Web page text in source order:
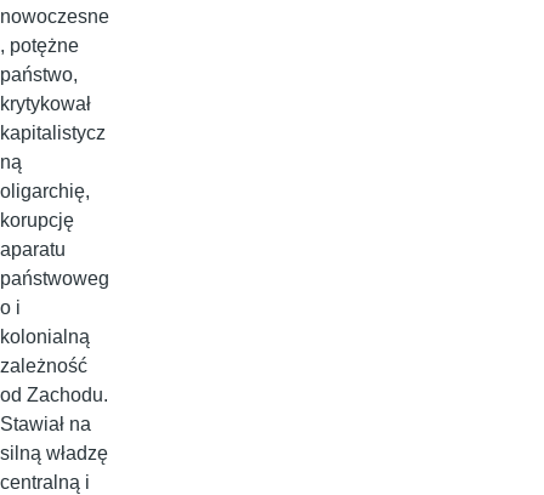
nowoczesne
, potężne
państwo,
krytykował
kapitalistycz
ną
oligarchię,
korupcję
aparatu
państwoweg
o i
kolonialną
zależność
od Zachodu.
Stawiał na
silną władzę
centralną i